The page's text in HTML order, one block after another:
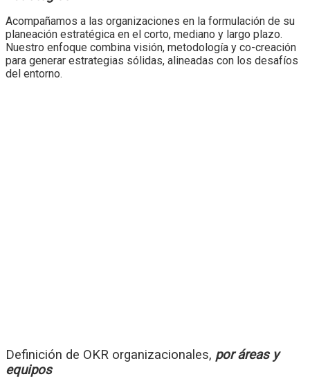
Acompañamos a las organizaciones en la formulación de su
planeación estratégica en el corto, mediano y largo plazo.
Nuestro enfoque combina visión, metodología y co-creación
para generar estrategias sólidas, alineadas con los desafíos
del entorno.
Definición de OKR organizacionales, por áreas y
equipos